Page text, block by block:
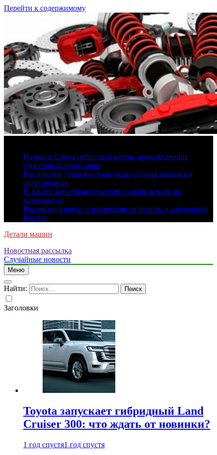
Перейти к содержимому
Названы блюда сибирской кухни, привлекающие
туристов со всего мира
Российские туристы стали чаще останавливаться в
апартаментах
В Анапе запретили туристам плавать в море на
катамаранах
Росавиация ввела ограничения на полеты в аэропортах
России
Детали машин
Новостная рассылка
Случайные новости
Меню
Найти:
Заголовки
Toyota запускает гибридный Land
Cruiser 300: что ждать от новинки?
1 год спустя1 год спустя